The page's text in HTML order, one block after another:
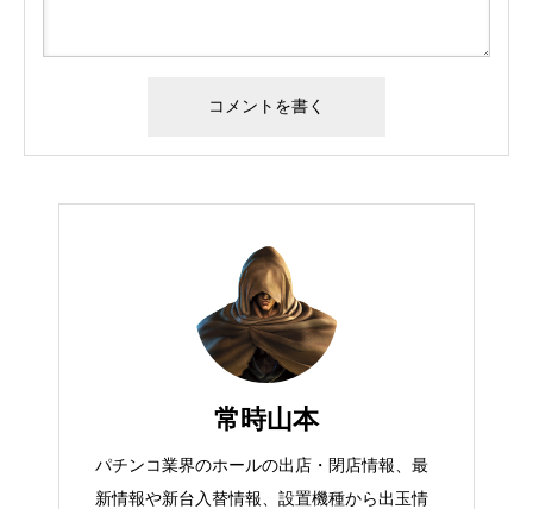
常時山本
パチンコ業界のホールの出店・閉店情報、最
新情報や新台入替情報、設置機種から出玉情